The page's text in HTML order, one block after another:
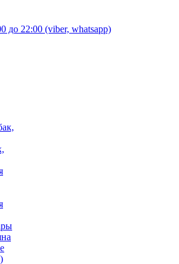
до 22:00 (viber, whatsapp)